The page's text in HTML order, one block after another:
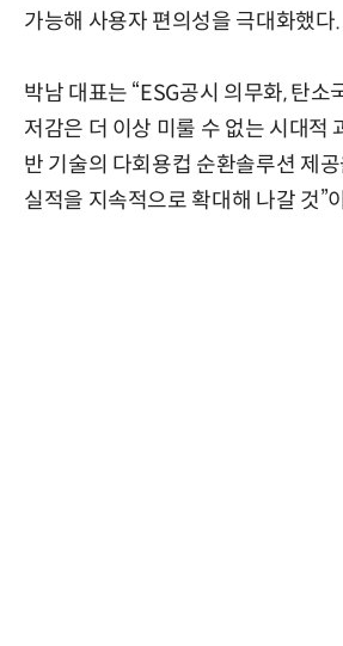
가능해 사용자 편의성을 극대화했다.
박남 대표는 “ESG공시 의무화, 탄소
저감은 더 이상 미룰 수 없는 시대적
반 기술의 다회용컵 순환솔루션 제
실적을 지속적으로 확대해 나갈 것”